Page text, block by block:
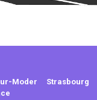
Moder